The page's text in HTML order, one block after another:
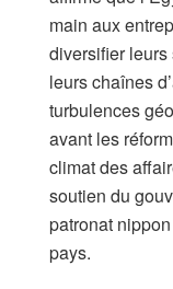
main aux
diversifier
leurs chaînes
turbulences
avant les
climat des
soutien du
patronat
pays.